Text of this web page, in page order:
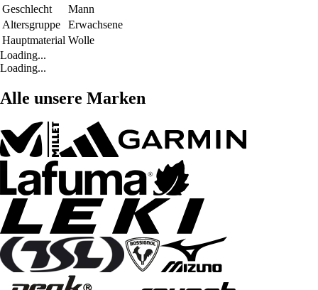
Geschlecht
Mann
Altersgruppe
Erwachsene
Hauptmaterial Wolle
Loading...
Loading...
Alle unsere Marken